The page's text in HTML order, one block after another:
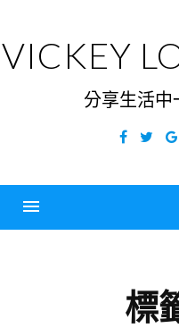
content
VICKEY
分享生活中
標